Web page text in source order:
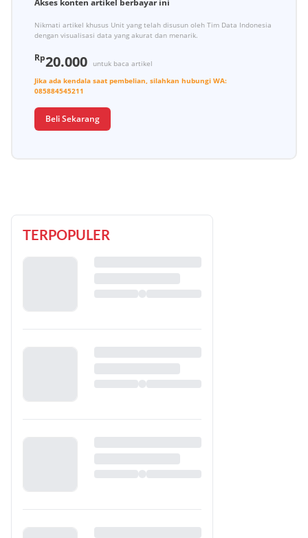
Nikmati artikel khusus Unit yang telah disusun oleh Tim Data Indonesia
dengan visualisasi data yang akurat dan menarik.
Rp20.000
untuk baca artikel
Jika ada kendala saat pembelian, silahkan hubungi WA:
085884545211
Beli Sekarang
TERPOPULER